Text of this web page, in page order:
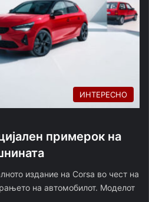
ИНТЕРЕСНО
примерок на
издание на Corsa во чест на
на автомобилот. Моделот